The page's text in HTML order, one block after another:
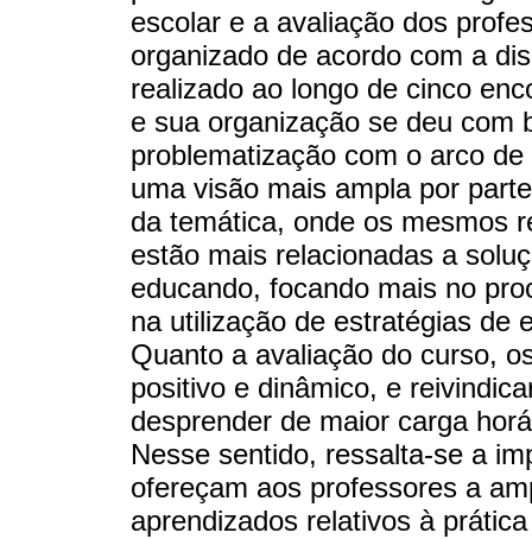
escolar e a avaliação dos
organizado de acordo com a
realizado ao longo de cinco
e sua organização se deu com
problematização com o arco
uma visão mais ampla por
da temática, onde os mesmos
estão mais relacionadas a
educando, focando mais no
na utilização de estratégias de
Quanto a avaliação do curso,
positivo e dinâmico, e
desprender de maior carga
Nesse sentido, ressalta-se a
ofereçam aos professores a
aprendizados relativos à